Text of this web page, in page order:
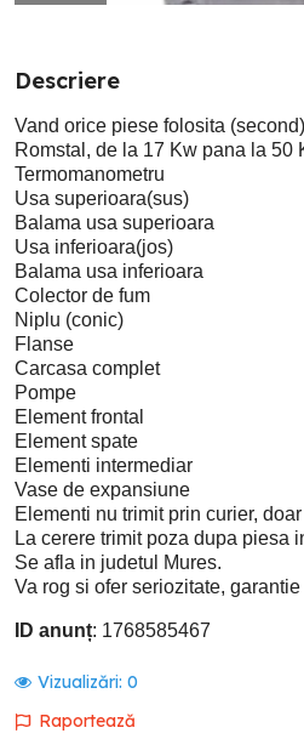
Descriere
Vand orice piese folosita
Romstal, de la 17 Kw pana la 50
Termomanometru
Usa superioara(sus)
Balama usa superioara
Usa inferioara(jos)
Balama usa inferioara
Colector de fum
Niplu (conic)
Flanse
Carcasa complet
Pompe
Element frontal
Element spate
Elementi intermediar
Vase de expansiune
Elementi nu trimit prin curier,
La cerere trimit poza dupa piesa
Se afla in judetul Mures.
Va rog si ofer seriozitate, garantie
ID anunț: 1768585467
Vizualizări: 0
Raportează